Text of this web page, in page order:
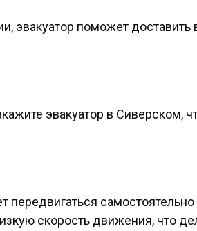
эвакуатор поможет
эвакуатор в Сиверском,
скорость движения, что